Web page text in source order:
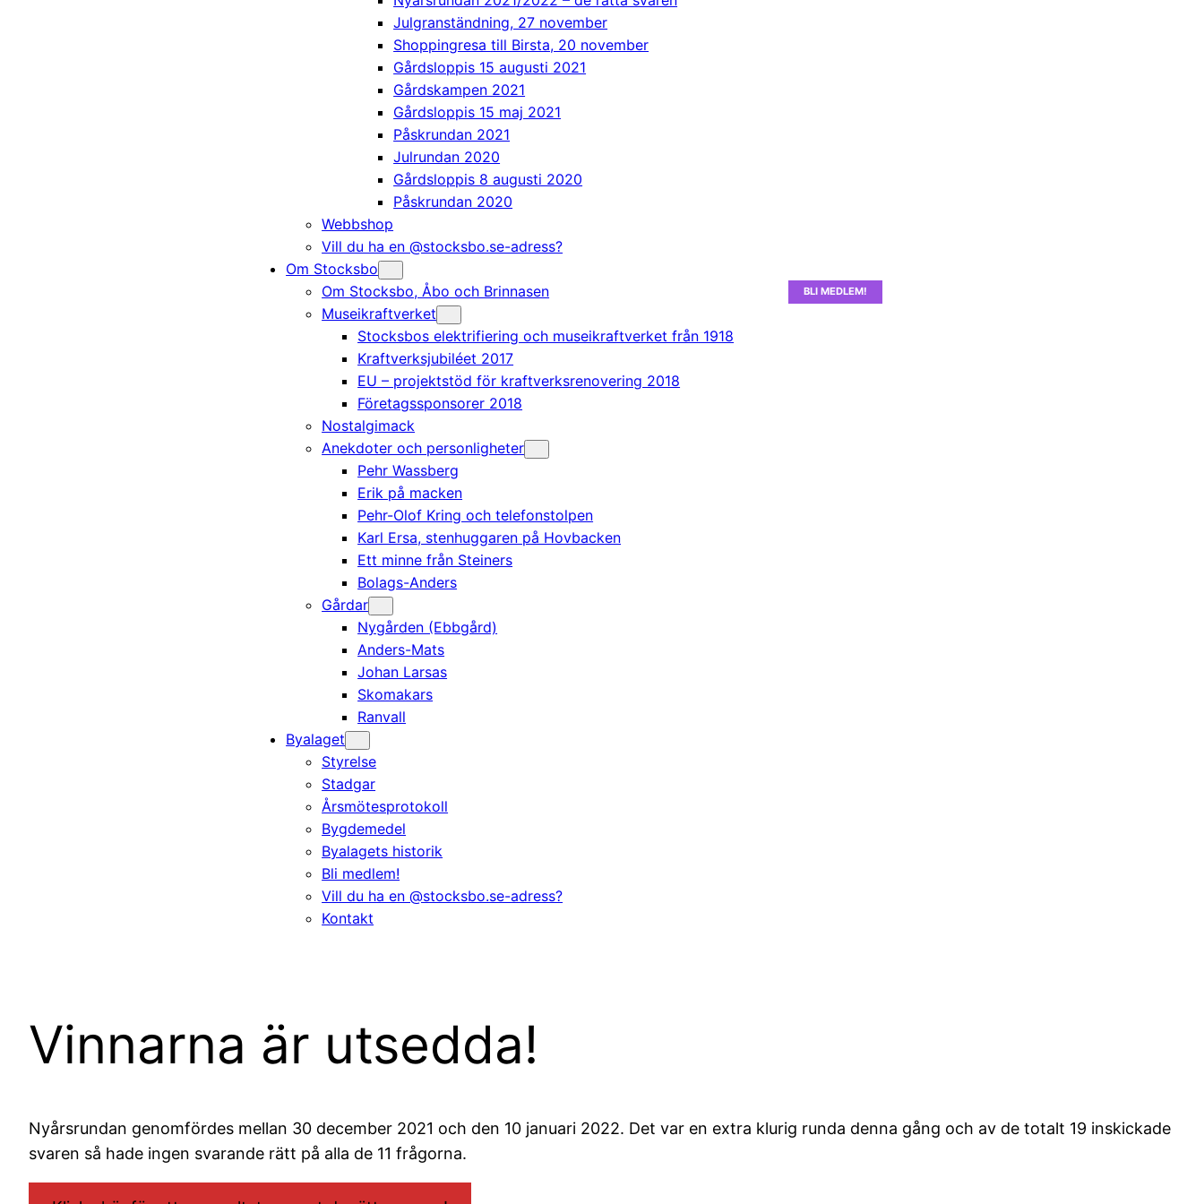
Julgranständning, 27 november
Shoppingresa till Birsta, 20 november
Gårdsloppis 15 augusti 2021
Gårdskampen 2021
Gårdsloppis 15 maj 2021
Påskrundan 2021
Julrundan 2020
Gårdsloppis 8 augusti 2020
Påskrundan 2020
Webbshop
Vill du ha en @stocksbo.se-adress?
Om Stocksbo
Om Stocksbo, Åbo och Brinnasen
Museikraftverket
Stocksbos elektrifiering och museikraftverket från 1918
Kraftverksjubiléet 2017
EU – projektstöd för kraftverksrenovering 2018
Företagssponsorer 2018
Nostalgimack
Anekdoter och personligheter
Pehr Wassberg
Erik på macken
Pehr-Olof Kring och telefonstolpen
Karl Ersa, stenhuggaren på Hovbacken
Ett minne från Steiners
Bolags-Anders
Gårdar
Nygården (Ebbgård)
Anders-Mats
Johan Larsas
Skomakars
Ranvall
Byalaget
Styrelse
Stadgar
Årsmötesprotokoll
Bygdemedel
Byalagets historik
Bli medlem!
Vill du ha en @stocksbo.se-adress?
Kontakt
BLI MEDLEM!
Vinnarna är utsedda!
Nyårsrundan genomfördes mellan 30 december 2021 och den 10 januari 2022. Det var en extra klurig runda denna gång och av de totalt 19 inskickade
svaren så hade ingen svarande rätt på alla de 11 frågorna.